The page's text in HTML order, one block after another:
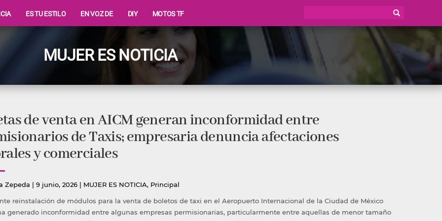
ES TU ESTILO EN VOZ DE DIY MOTOS TF
MUJER ES NOTICIA
de venta en AICM generan inconformidad entre
de Taxis; empresaria denuncia afectaciones
y comerciales
Zepeda | 9 junio, 2026| Publicada
MUJER ES NOTICIA, Principal
reinstalación de módulos para la venta de boletos de taxi en el Aeropuerto Internacional de la Ciudad de México
generado inconformidad entre algunas empresas permisionarias, particularmente entre aquellas de menor tamaño